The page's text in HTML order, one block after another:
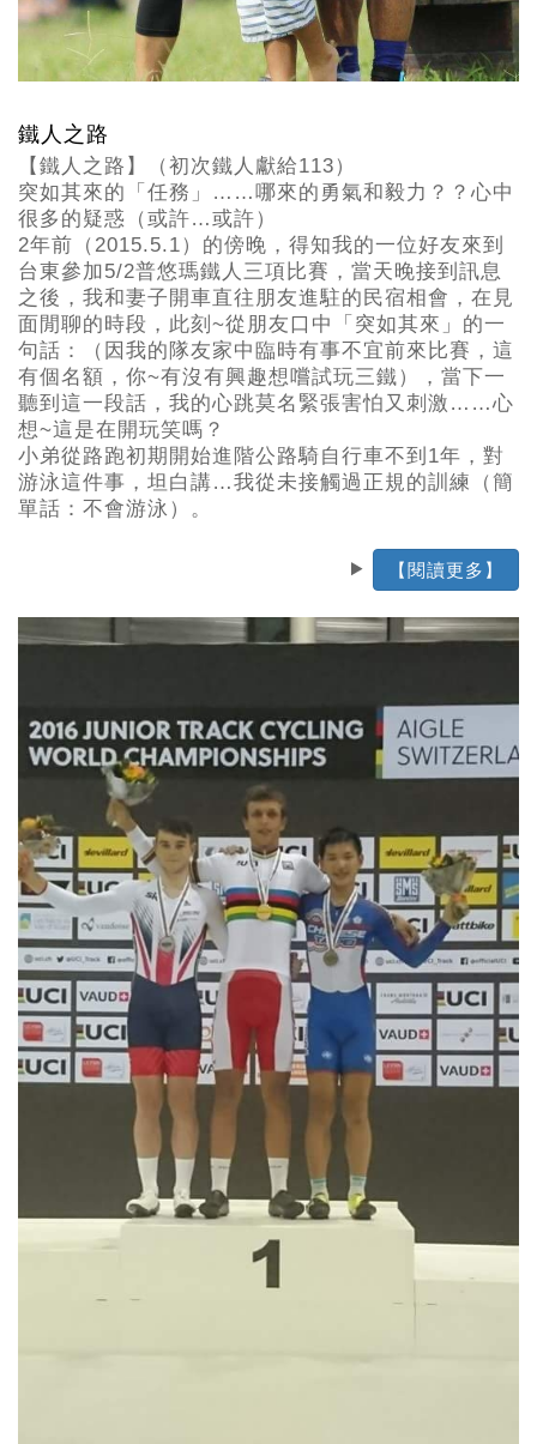
鐵人之路
【鐵人之路】（初次鐵人獻給113）
突如其來的「任務」……哪來的勇氣和毅力？？心中
很多的疑惑（或許…或許）
2年前（2015.5.1）的傍晚，得知我的一位好友來到
台東參加5/2普悠瑪鐵人三項比賽，當天晚接到訊息
之後，我和妻子開車直往朋友進駐的民宿相會，在見
面閒聊的時段，此刻~從朋友口中「突如其來」的一
句話：（因我的隊友家中臨時有事不宜前來比賽，這
有個名額，你~有沒有興趣想嚐試玩三鐵），當下一
聽到這一段話，我的心跳莫名緊張害怕又刺激……心
想~這是在開玩笑嗎？
小弟從路跑初期開始進階公路騎自行車不到1年，對
游泳這件事，坦白講…我從未接觸過正規的訓練（簡
單話：不會游泳）。
【閱讀更多】